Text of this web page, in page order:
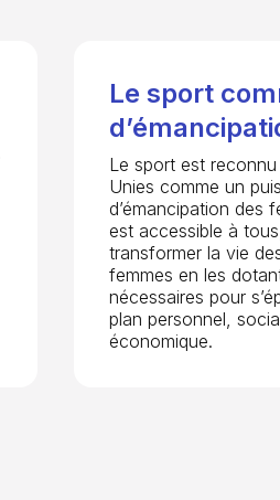
Le sport
Le sport est
Unies comme un
d’émancipation des
est accessible à
transformer la vie
femmes en les
nécessaires pour
plan personnel,
économique.